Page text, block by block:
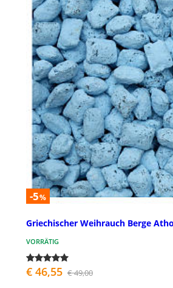
-5%
Griechischer Weihrauch Berge
VORRÄTIG
€ 46,55 € 49,00